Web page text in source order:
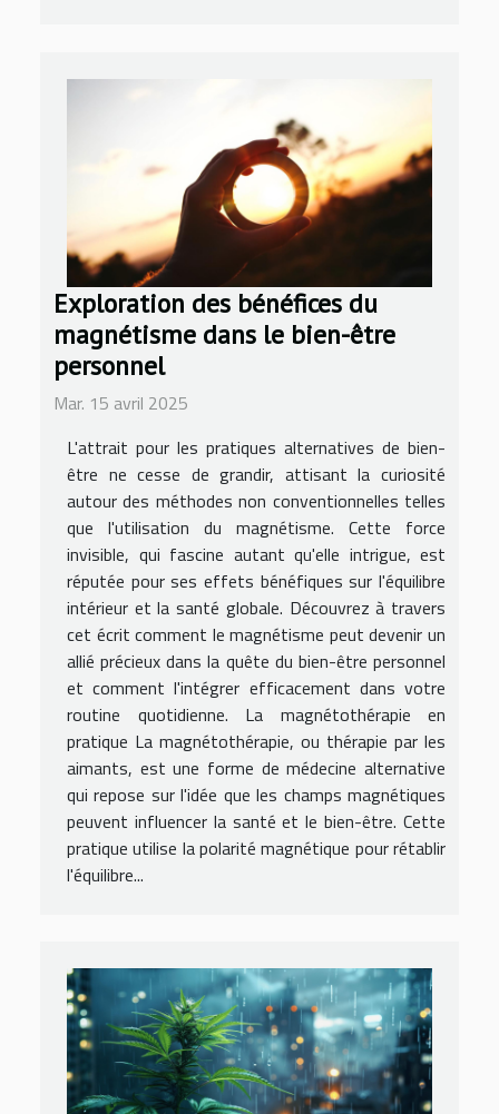
Exploration des bénéfices du
magnétisme dans le bien-être
personnel
Mar. 15 avril 2025
L'attrait pour les pratiques alternatives de bien-
être ne cesse de grandir, attisant la curiosité
autour des méthodes non conventionnelles telles
que l'utilisation du magnétisme. Cette force
invisible, qui fascine autant qu'elle intrigue, est
réputée pour ses effets bénéfiques sur l'équilibre
intérieur et la santé globale. Découvrez à travers
cet écrit comment le magnétisme peut devenir un
allié précieux dans la quête du bien-être personnel
et comment l'intégrer efficacement dans votre
routine quotidienne. La magnétothérapie en
pratique La magnétothérapie, ou thérapie par les
aimants, est une forme de médecine alternative
qui repose sur l'idée que les champs magnétiques
peuvent influencer la santé et le bien-être. Cette
pratique utilise la polarité magnétique pour rétablir
l'équilibre...